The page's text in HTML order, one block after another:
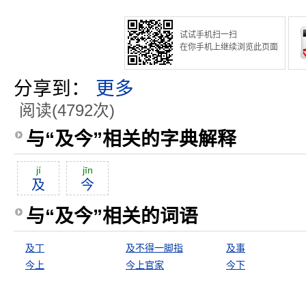
试试手机扫一扫
在你手机上继续浏览此页面
分享到： 更多
阅读(4792次)
与“及今”相关的字典解释
jí
及
jīn
今
与“及今”相关的词语
及丁 及不得一脚指
及事
今上
今上官家 今下